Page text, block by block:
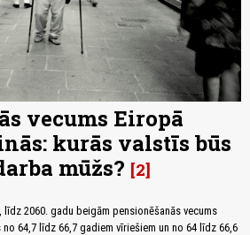
vecums Eiropā
kurās valstīs būs
mūžs? 2
līdz 2060. gadu beigām pensionēšanās vecums
64,7 līdz 66,7 gadiem vīriešiem un no 64 līdz 66,6